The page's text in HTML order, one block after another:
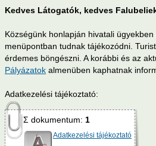
Kedves Látogatók, kedves
Községünk honlapján hivatali ügyekben
menüpontban tudnak tájékozódni.
érdemes böngészni. A korábbi és az
Pályázatok almenüben kaphatnak
Adatkezelési tájékoztató:
Σ dokumentum: 1
Adatkezelési tájékoztató